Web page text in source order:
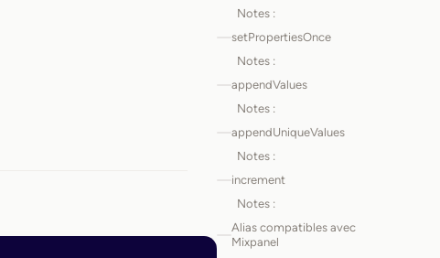
Notes :
setPropertiesOnce
Notes :
appendValues
Notes :
appendUniqueValues
Notes :
increment
Notes :
Alias compatibles avec
Mixpanel